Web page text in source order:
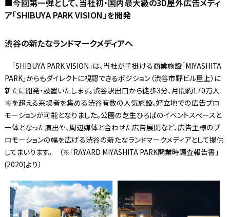
■今回第一弾として、当社初・国内最大級の3D屋外広告メディ
ア「SHIBUYA PARK VISION」を開発
渋谷の新たなランドマークメディアへ
「SHIBUYA PARK VISION」は、当社が手掛ける商業施設「MIYASHITA
PARK」からもダイレクトに視認できるポジション（渋谷市野ビル屋上）に
新たに開発・設置いたします。渋谷駅出口から徒歩3分、月間約170万人
※を超える来場者を集める渋谷有数の人気施設、好立地での広告プロ
モーションが可能となりました。公園の芝生ひろばのイベントスペースと
一体となった演出や、周辺媒体と合わせた広告展開など、広告主様のプ
ロモーションの幅を広げる渋谷の新たなランドマークメディアとして提供
してまいります。 （※「RAYARD MIYASHITA PARK開業時調査報告書」
(2020)より）